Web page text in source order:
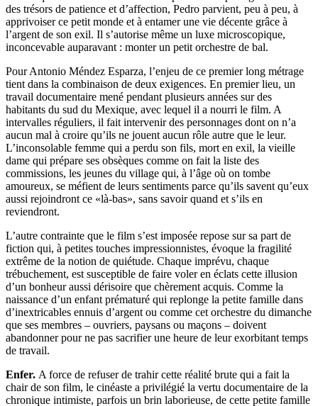
des trésors de patience et d’affection, Pedro parvient, peu à peu, à
apprivoiser ce petit monde et à entamer une vie décente grâce à
l’argent de son exil. Il s’autorise même un luxe microscopique,
inconcevable auparavant : monter un petit orchestre de bal.
Pour Antonio Méndez Esparza, l’enjeu de ce premier long métrage
tient dans la combinaison de deux exigences. En premier lieu, un
travail documentaire mené pendant plusieurs années sur des
habitants du sud du Mexique, avec lequel il a nourri le film. A
intervalles réguliers, il fait intervenir des personnages dont on n’a
aucun mal à croire qu’ils ne jouent aucun rôle autre que le leur.
L’inconsolable femme qui a perdu son fils, mort en exil, la vieille
dame qui prépare ses obsèques comme on fait la liste des
commissions, les jeunes du village qui, à l’âge où on tombe
amoureux, se méfient de leurs sentiments parce qu’ils savent qu’eux
aussi rejoindront ce «là-bas», sans savoir quand et s’ils en
reviendront.
L’autre contrainte que le film s’est imposée repose sur sa part de
fiction qui, à petites touches impressionnistes, évoque la fragilité
extrême de la notion de quiétude. Chaque imprévu, chaque
trébuchement, est susceptible de faire voler en éclats cette illusion
d’un bonheur aussi dérisoire que chèrement acquis. Comme la
naissance d’un enfant prématuré qui replonge la petite famille dans
d’inextricables ennuis d’argent ou comme cet orchestre du dimanche
que ses membres – ouvriers, paysans ou maçons – doivent
abandonner pour ne pas sacrifier une heure de leur exorbitant temps
de travail.
Enfer. A force de refuser de trahir cette réalité brute qui a fait la
chair de son film, le cinéaste a privilégié la vertu documentaire de la
chronique intimiste, parfois un brin laborieuse, de cette petite famille